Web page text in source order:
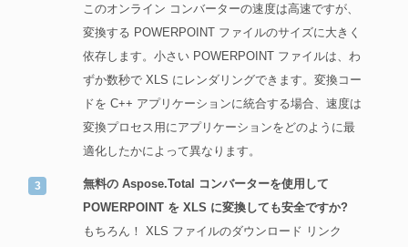
このオンライン コンバーターの速度は高速ですが、
変換する POWERPOINT ファイルのサイズに大きく
依存します。小さい POWERPOINT ファイルは、わ
ずか数秒で XLS にレンダリングできます。変換コー
ドを C++ アプリケーションに統合する場合、速度は
変換プロセス用にアプリケーションをどのように最
適化したかによって異なります。
無料の Aspose.Total コンバーターを使用して
POWERPOINT を XLS に変換しても安全ですか?
もちろん！ XLS ファイルのダウンロード リンク